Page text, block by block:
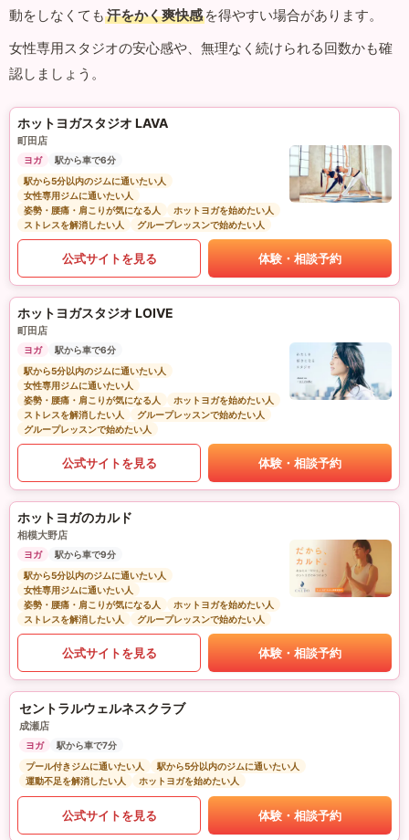
動をしなくても 汗をかく爽快感 を得やすい場合があります。
女性専用スタジオの安心感や、無理なく続けられる回数かも確
認しましょう。
ホットヨガスタジオ LAVA
町田店
ヨガ
駅から車で6分
駅から5分以内のジムに通いたい人
女性専用ジムに通いたい人
姿勢・腰痛・肩こりが気になる人
ホットヨガを始めたい人
ストレスを解消したい人
グループレッスンで始めたい人
公式サイトを見る 体験・相談予約
ホットヨガスタジオ LOIVE
町田店
ヨガ
駅から車で6分
駅から5分以内のジムに通いたい人
女性専用ジムに通いたい人
姿勢・腰痛・肩こりが気になる人
ホットヨガを始めたい人
ストレスを解消したい人
グループレッスンで始めたい人
グループレッスンで始めたい人
公式サイトを見る 体験・相談予約
ホットヨガのカルド
相模大野店
ヨガ
駅から車で9分
駅から5分以内のジムに通いたい人
女性専用ジムに通いたい人
姿勢・腰痛・肩こりが気になる人
ホットヨガを始めたい人
ストレスを解消したい人
グループレッスンで始めたい人
公式サイトを見る 体験・相談予約
セントラルウェルネスクラブ
成瀬店
ヨガ
駅から車で7分
プール付きジムに通いたい人
駅から5分以内のジムに通いたい人
運動不足を解消したい人
ホットヨガを始めたい人
公式サイトを見る 体験・相談予約